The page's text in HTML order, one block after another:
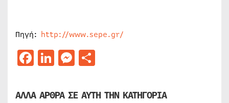
Πηγή: http://www.sepe.gr/
Facebook
LinkedIn
Messenger
ΑΛΛΑ ΑΡΘΡΑ ΣΕ ΑΥΤΗ ΤΗΝ ΚΑΤΗΓΟΡΙΑ